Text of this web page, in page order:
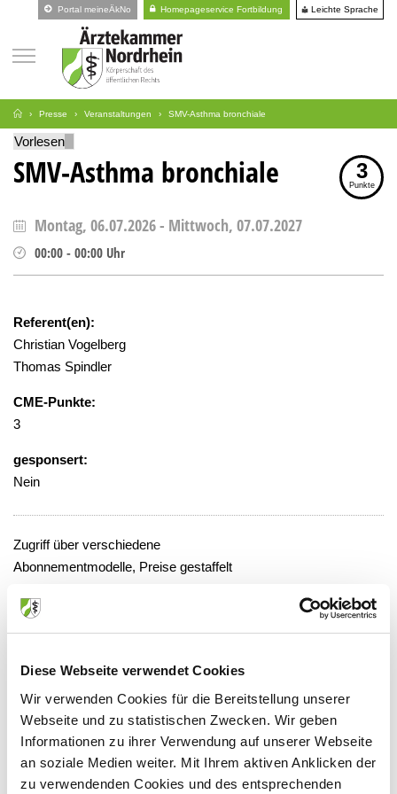
Diese Webseite verwendet Cookies
Wir verwenden Cookies für die Bereitstellung unserer
Webseite und zu statistischen Zwecken. Wir geben
Informationen zu ihrer Verwendung auf unserer Webseite
an soziale Medien weiter. Mit Ihrem aktiven Anklicken der
zu verwendenden Cookies und des entsprechenden
Portal meineÄkNo Homepageservice Fortbildung Leichte Sprache
Presse Veranstaltungen SMV-Asthma bronchiale
Vorlesen
SMV-Asthma bronchiale 3
Punkte
Montag, 06.07.2026- Mittwoch, 07.07.2027
00:00 - 00:00 Uhr
Referent(en):
Christian Vogelberg
Thomas Spindler
CME-Punkte:
3
gesponsert:
Nein
Zugriff über verschiedene
Abonnementmodelle, Preise gestaffelt
Onlineveranstaltung
https://www.SpringerMedizin.de"
Mathias-Brüggen-Str. 39, 50827 Köln